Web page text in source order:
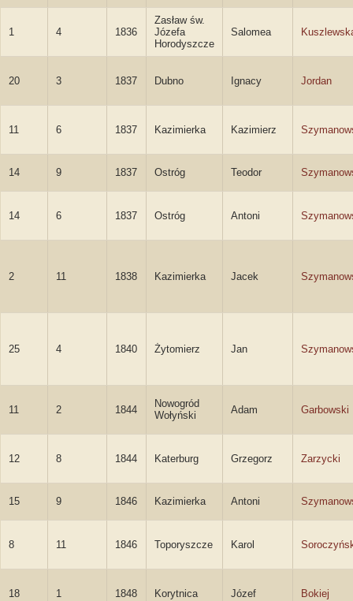
1 4 1836
Zasław św.
Józefa
Horodyszcze
Salomea
20 3 1837 Dubno Ignacy Jordan
11 6 1837 Kazimierka Kazimierz
14 9 1837 Ostróg Teodor
14 6 1837 Ostróg Antoni
2 11 1838 Kazimierka Jacek
25 4 1840 Żytomierz Jan
11 2 1844
Nowogród
Wołyński
Adam Garbowski
12 8 1844 Katerburg Grzegorz Zarzycki
15 9 1846 Kazimierka Antoni
8 11 1846 Toporyszcze Karol
18 1 1848 Korytnica Józef Bokiej